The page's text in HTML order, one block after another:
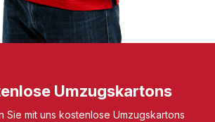
Umzugskartons
Sie mit uns kostenlose Umzugskartons